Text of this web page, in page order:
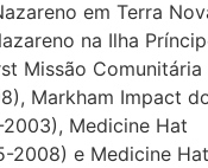
em Terra
na Ilha
Missão Comunitária
Markham Impact
Medicine Hat
2008) e Medicine Hat